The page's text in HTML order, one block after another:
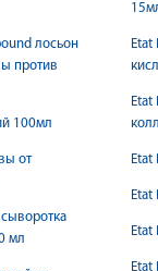
лосьон
против
100мл
от
мл
Etat